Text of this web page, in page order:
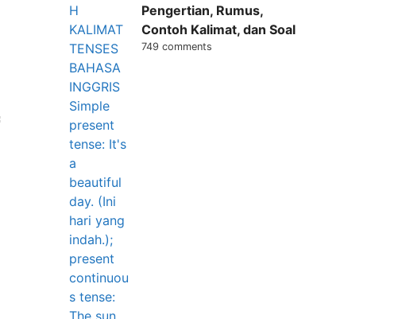
Pengertian, Rumus,
Contoh Kalimat, dan Soal
749 comments